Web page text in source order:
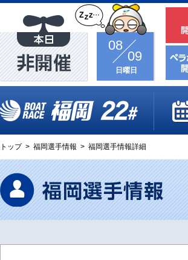
08
09
日曜日
トップ > 福岡選手情報 > 福岡選手情報詳細